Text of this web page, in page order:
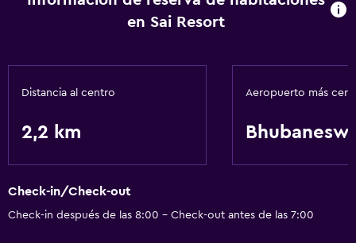
en Sai Resort
Distancia al centro
2,2 km
Aeropuerto más
Check-in/Check-out
Check-in después de las 8:00 - Check-out antes de las 7:00